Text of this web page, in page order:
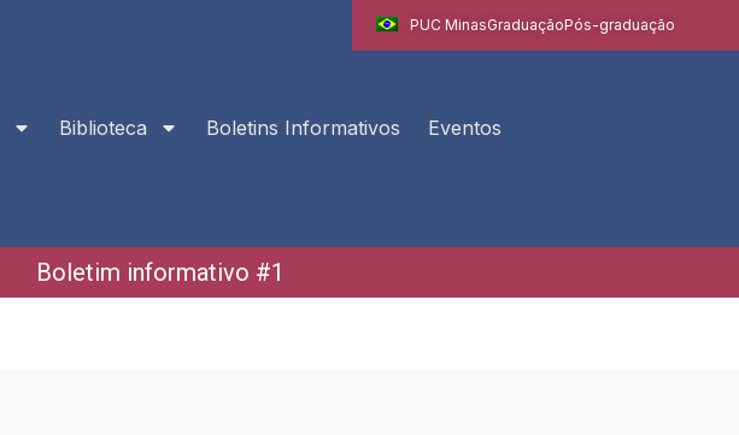
PUC MinasGraduaçãoPós-graduação
Biblioteca Boletins Informativos
Eventos
Boletim informativo #1